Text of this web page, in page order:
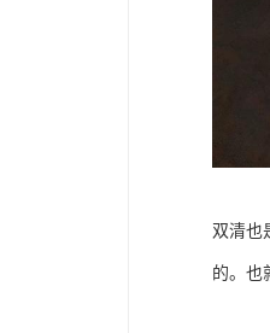
双清也
的。也